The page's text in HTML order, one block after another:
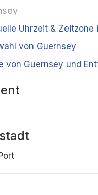
Uhrzeit & Zeitzone
von Guernsey
von Guernsey und